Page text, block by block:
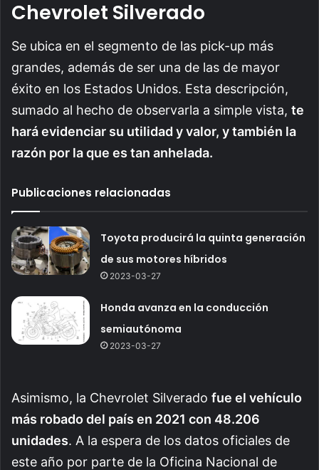
Chevrolet Silverado
Se ubica en el segmento de las pick-up más
grandes, además de ser una de las de mayor
éxito en los Estados Unidos. Esta descripción,
sumado al hecho de observarla a simple vista, te
hará evidenciar su utilidad y valor, y también la
razón por la que es tan anhelada.
Publicaciones relacionadas
Toyota producirá la quinta generación
de sus motores híbridos
2023-03-27
Honda avanza en la conducción
semiautónoma
2023-03-27
Asimismo, la Chevrolet Silverado fue el vehículo
más robado del país en 2021 con 48.206
unidades. A la espera de los datos oficiales de
este año por parte de la Oficina Nacional de